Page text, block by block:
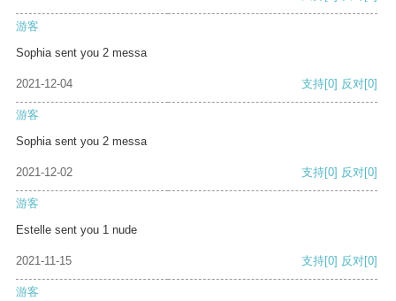
游客
Sophia sent you 2 messa
2021-12-04 支持[0] 反对[0]
游客
Sophia sent you 2 messa
2021-12-02 支持[0] 反对[0]
游客
Estelle sent you 1 nude
2021-11-15 支持[0] 反对[0]
游客